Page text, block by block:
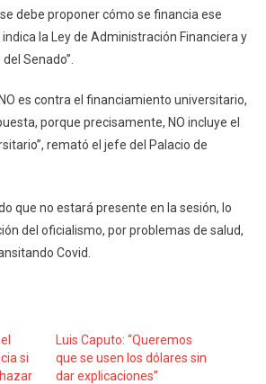
debe proponer cómo se financia ese
la Ley de Administración Financiera y
Senado”.
es contra el financiamiento universitario,
porque precisamente, NO incluye el
remató el jefe del Palacio de
que no estará presente en la sesión, lo
del oficialismo, por problemas de salud,
Covid.
si
Luis Caputo: “Queremos
que se usen los dólares sin
dar explicaciones”